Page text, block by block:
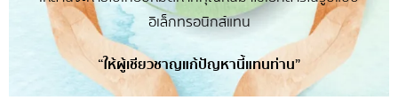
อิเล็กทรอนิกส์แทน
“ให้ผู้เชียวชาญแก้ปัญหานี้แทนท่าน”